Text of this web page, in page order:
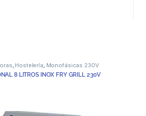
Hostelería Monofásicas 230V
8 LITROS INOX FRY GRILL 230V